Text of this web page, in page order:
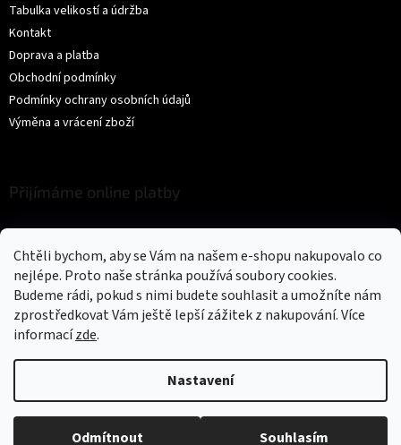
Chtěli bychom, aby se Vám na našem e-shopu nakupovalo co
nejlépe. Proto naše stránka používá soubory cookies.
Budeme rádi, pokud s nimi budete souhlasit a umožníte nám
zprostředkovat Vám ještě lepší zážitek z nakupování.Více
informacízde.
Nastavení
Odmítnout Souhlasím
Tabulka velikostí a údržba
Kontakt
Doprava a platba
Obchodní podmínky
Podmínky ochrany osobních údajů
Výměna a vrácení zboží
Přijímáme online platby
Vytvořil Shoptet
. Všechna práva vyhrazena.
cookies
Could not load widget.